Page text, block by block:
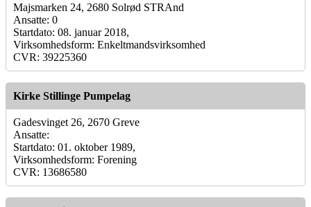
Majsmarken 24, 2680 Solrød STRAnd
Ansatte: 0
Startdato: 08. januar 2018,
Virksomhedsform: Enkeltmandsvirksomhed
CVR: 39225360
Kirke Stillinge Pumpelag
Gadesvinget 26, 2670 Greve
Ansatte:
Startdato: 01. oktober 1989,
Virksomhedsform: Forening
CVR: 13686580